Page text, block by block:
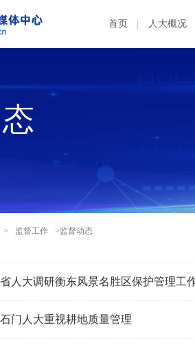
首页 人大概况
> 监督工作 >监督动态
省人大调研衡东风景名胜区保护管理工
石门人大重视耕地质量管理